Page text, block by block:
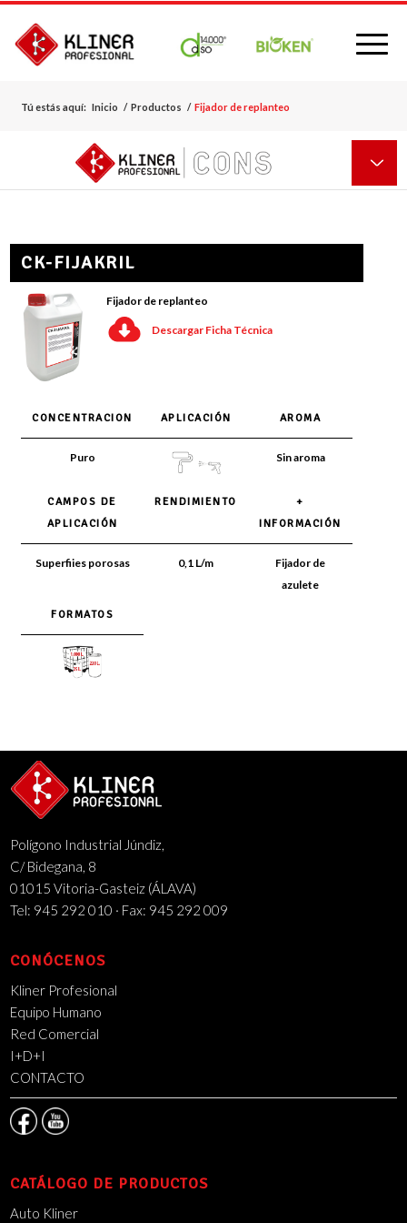
Tú estás aquí: Inicio / Productos / Fijador de replanteo
CK-FIJAKRIL
Fijador de replanteo
Descargar Ficha Técnica
CONCENTRACION APLICACIÓN AROMA
Puro Sin aroma
CAMPOS DE
APLICACIÓN
RENDIMIENTO
+
INFORMACIÓN
Superfiies porosas 0,1 L/m
Fijador de
azulete
FORMATOS
Polígono Industrial Júndiz,
C/ Bidegana, 8
01015 Vitoria-Gasteiz (ÁLAVA)
Tel: 945 292 010 · Fax: 945 292 009
CONÓCENOS
Kliner Profesional
Equipo Humano
Red Comercial
I+D+I
CONTACTO
CATÁLOGO DE PRODUCTOS
Auto Kliner